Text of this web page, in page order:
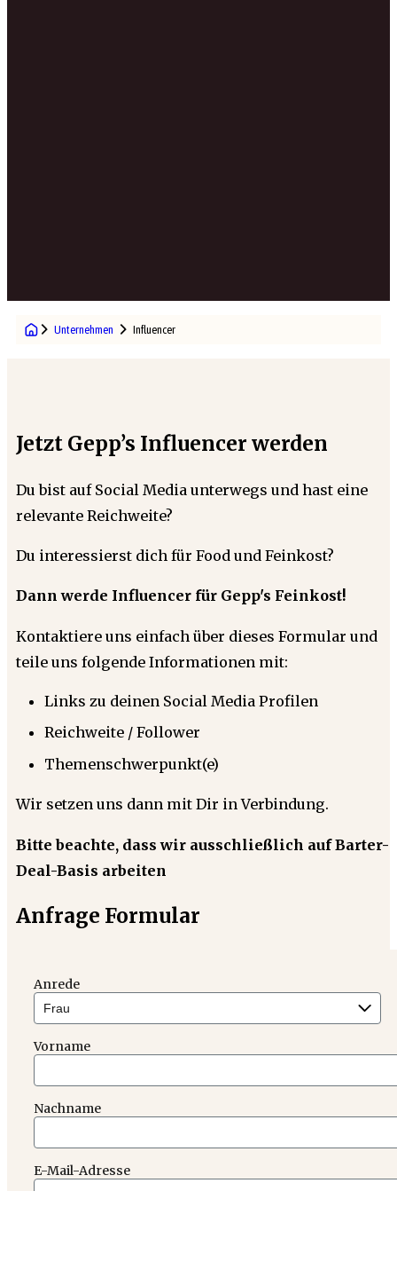
Unternehmen Influencer
Jetzt Gepp’s Influencer werden
Du bist auf Social Media unterwegs und hast eine
relevante Reichweite?
Du interessierst dich für Food und Feinkost?
Dann werde Influencer für Gepp's Feinkost!
Kontaktiere uns einfach über dieses Formular und
teile uns folgende Informationen mit:
Links zu deinen Social Media Profilen
Reichweite / Follower
Themenschwerpunkt(e)
Wir setzen uns dann mit Dir in Verbindung.
Bitte beachte, dass wir ausschließlich auf Barter-
Deal-Basis arbeiten
Anfrage Formular
Anrede
Vorname
Nachname
E-Mail-Adresse